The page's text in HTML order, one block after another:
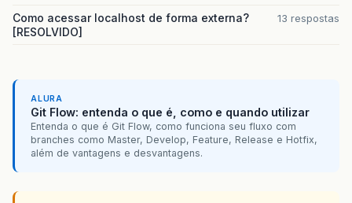
Como acessar localhost de forma externa?
[RESOLVIDO]
13 respostas
ALURA
Git Flow: entenda o que é, como e quando utilizar
Entenda o que é Git Flow, como funciona seu fluxo com
branches como Master, Develop, Feature, Release e Hotfix,
além de vantagens e desvantagens.